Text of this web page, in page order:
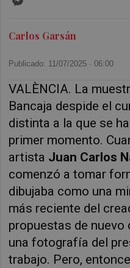
Carlos Garsán
Publicado: 11/07/2025 ·06:00
VALÈNCIA. La
Bancaja despide el
distinta a la que se
primer momento.
artista Juan Carlos
comenzó a tomar
dibujaba como una
más reciente del
propuestas de
una fotografía del
trabajo. Pero,